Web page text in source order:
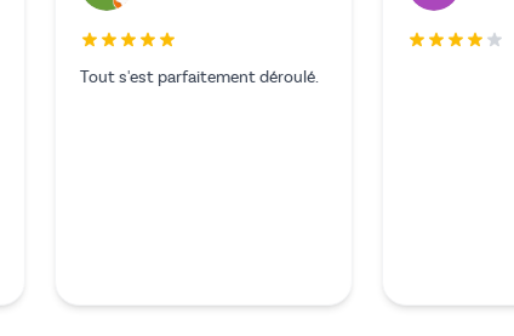
Le service était exceptionnel et je